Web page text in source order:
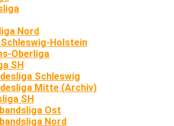
Nord
Holstein
Oberliga
SH
Schleswig
Mitte (Archiv)
SH
Ost
Nord